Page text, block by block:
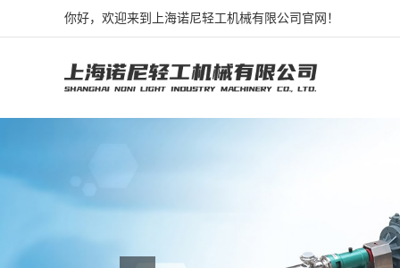
你好，欢迎来到上海诺尼轻工机械有限公司官网！